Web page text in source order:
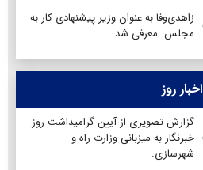
زاهدی‌وفا به عنوان وزیر پیشنهادی کار به
مجلس معرفی شد
اخبار روز
گزارش تصویری از آیین گرامیداشت روز
خبرنگار به میزبانی وزارت راه و
شهرسازی.